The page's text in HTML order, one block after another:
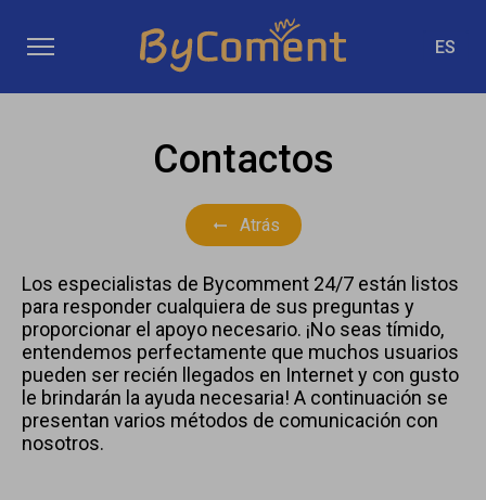
ES
Contactos
Atrás
Los especialistas de Bycomment 24/7 están listos
para responder cualquiera de sus preguntas y
proporcionar el apoyo necesario. ¡No seas tímido,
entendemos perfectamente que muchos usuarios
pueden ser recién llegados en Internet y con gusto
le brindarán la ayuda necesaria! A continuación se
presentan varios métodos de comunicación con
nosotros.